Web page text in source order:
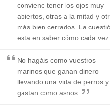
conviene tener los ojos muy
abiertos, otras a la mitad y
más bien cerrados. La
esta en saber cómo cada vez.
No hagáis como vuestros
marinos que ganan dinero
llevando una vida de perros y
gastan como asnos.